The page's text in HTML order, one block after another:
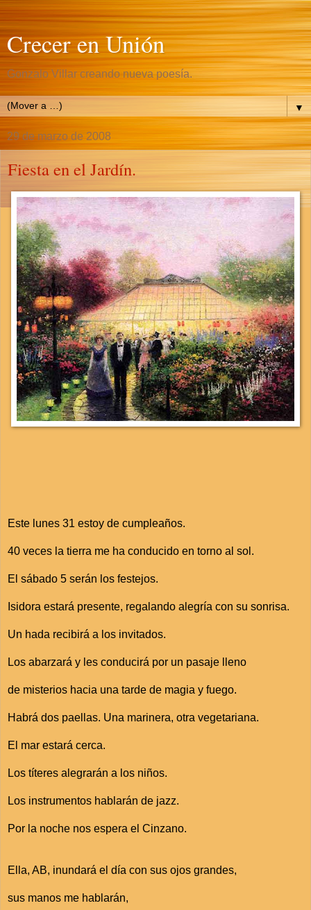
Crecer en Unión
Gonzalo Villar creando nueva poesía.
▼
29 de marzo de 2008
Fiesta en el Jardín.
Este lunes 31 estoy de cumpleaños.
40 veces la tierra me ha conducido en torno al sol.
El sábado 5 serán los festejos.
Isidora estará presente, regalando alegría con su sonrisa.
Un hada recibirá a los invitados.
Los abarzará y les conducirá por un pasaje lleno
de misterios hacia una tarde de magia y fuego.
Habrá dos paellas. Una marinera, otra vegetariana.
El mar estará cerca.
Los títeres alegrarán a los niños.
Los instrumentos hablarán de jazz.
Por la noche nos espera el Cinzano.
Ella, AB, inundará el día con sus ojos grandes,
sus manos me hablarán,